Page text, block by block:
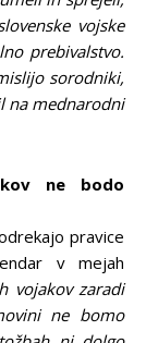
vojske
prebivalstvo.
sorodniki,
na mednarodni
ne bodo
pravice
v mejah
vojakov zaradi
ne bomo